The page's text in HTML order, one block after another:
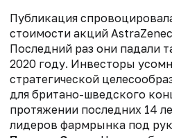
Публикация
стоимости акций
Последний раз они падали
2020 году. Инвесторы
стратегической
для британо-шведского
протяжении последних 14
лидеров фармрынка под